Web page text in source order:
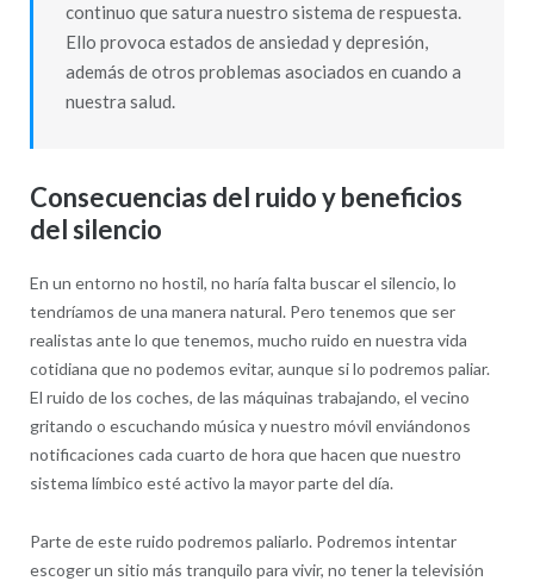
continuo que satura nuestro sistema de respuesta.
Ello provoca estados de ansiedad y depresión,
además de otros problemas asociados en cuando a
nuestra salud.
Consecuencias del ruido y beneficios
del silencio
En un entorno no hostil, no haría falta buscar el silencio, lo
tendríamos de una manera natural. Pero tenemos que ser
realistas ante lo que tenemos, mucho ruido en nuestra vida
cotidiana que no podemos evitar, aunque si lo podremos paliar.
El ruido de los coches, de las máquinas trabajando, el vecino
gritando o escuchando música y nuestro móvil enviándonos
notificaciones cada cuarto de hora que hacen que nuestro
sistema límbico esté activo la mayor parte del día.
Parte de este ruido podremos paliarlo. Podremos intentar
escoger un sitio más tranquilo para vivir, no tener la televisión